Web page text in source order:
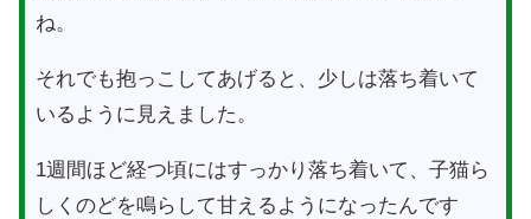
ね。
それでも抱っこしてあげると、少しは落ち着いて
いるように見えました。
1週間ほど経つ頃にはすっかり落ち着いて、子猫ら
しくのどを鳴らして甘えるようになったんです